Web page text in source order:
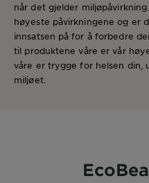
når det gjelder
høyeste påvirkningene og er
innsatsen på for å forbedre
til produktene våre er vår
våre er trygge for helsen din,
miljøet.